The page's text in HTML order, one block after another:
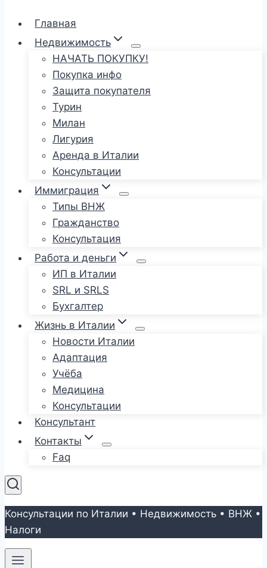
Главная
Недвижимость
НАЧАТЬ ПОКУПКУ!
Покупка инфо
Защита покупателя
Турин
Милан
Лигурия
Аренда в Италии
Консультации
Иммиграция
Типы ВНЖ
Гражданство
Консультация
Работа и деньги
ИП в Италии
SRL и SRLS
Бухгалтер
Жизнь в Италии
Новости Италии
Адаптация
Учёба
Медицина
Консультации
Консультант
Контакты
Faq
Консультации по Италии • Недвижимость • ВНЖ •
Налоги